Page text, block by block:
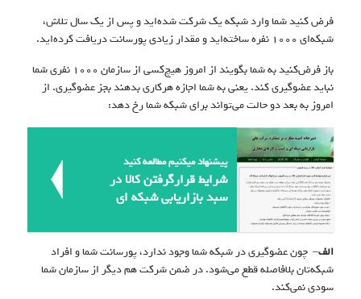
فرض کنید شما وارد شبکه یک شرکت شده‌اید و پس از یک سال تلاش،
شبکه‌ای ۱۰۰۰ نفره ساخته‌اید و مقدار زیادی پورسانت دریافت کرده‌اید.
باز فرض‌کنید به شما بگویند از امروز هیچ‌کسی از سازمان ۱۰۰۰ نفری شما
نباید عضوگیری کند. یعنی به شما اجازه هرکاری بدهند بجز عضوگیری. از
امروز به بعد دو حالت می‌تواند برای شبکه شما رخ دهد:
پیشنهاد میکنیم مطالعه کنید
شرایط قرارگرفتن کالا در
سبد بازاریابی شبکه ای
الف– چون عضوگیری در شبکه شما وجود ندارد، پورسانت شما و افراد
شبکه‌تان بلافاصله قطع می‌‌شود. در ضمن شرکت هم دیگر از سازمان شما
سودی نمی‌کند.